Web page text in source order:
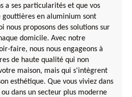
a ses particularités et que vos
gouttières en aluminium sont
nous proposons des solutions sur
domicile. Avec notre
faire, nous nous engageons à
de haute qualité qui non
maison, mais qui s'intègrent
esthétique. Que vous viviez dans
dans un secteur plus moderne